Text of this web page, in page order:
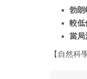
勃朗
較低
當局
【自然科